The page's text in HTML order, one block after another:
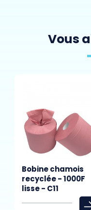
Vous
Bobine chamois
recyclée - 1000F
lisse - C11